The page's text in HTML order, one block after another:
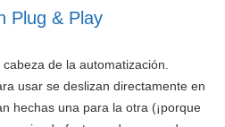
Plug & Play
de la automatización.
usar se deslizan directamente en
hechas una para la otra (¡porque